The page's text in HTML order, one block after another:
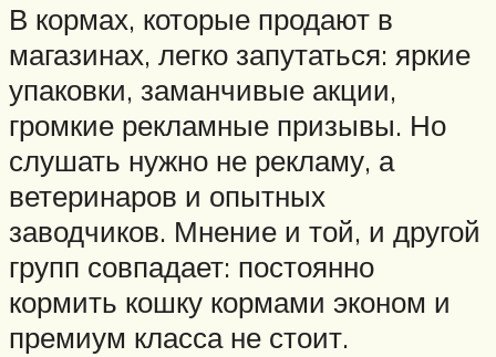
В кормах, которые продают в
магазинах, легко запутаться: яркие
упаковки, заманчивые акции,
громкие рекламные призывы. Но
слушать нужно не рекламу, а
ветеринаров и опытных
заводчиков. Мнение и той, и другой
групп совпадает: постоянно
кормить кошку кормами эконом и
премиум класса не стоит.